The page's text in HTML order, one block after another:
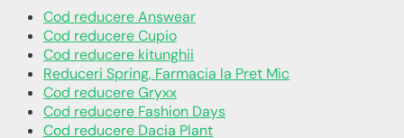
Cod reducere Answear
Cod reducere Cupio
Cod reducere kitunghii
Reduceri Spring, Farmacia la Pret Mic
Cod reducere Gryxx
Cod reducere Fashion Days
Cod reducere Dacia Plant